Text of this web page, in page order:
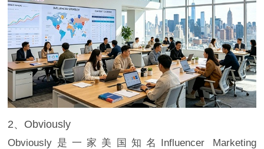
2、Obviously
Obviously是一家美国知名Influencer Marketing